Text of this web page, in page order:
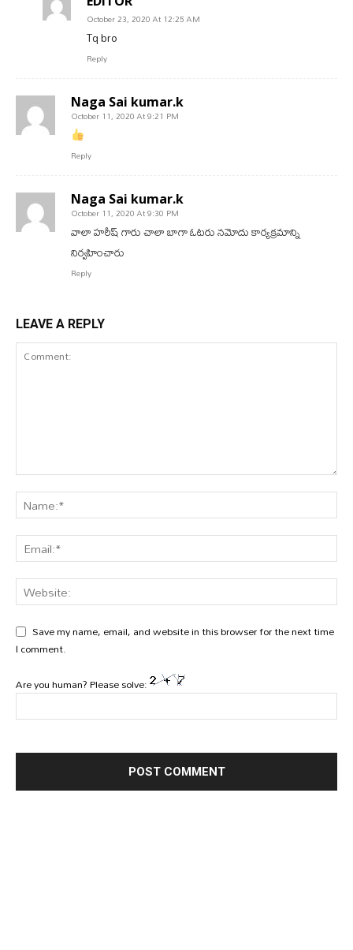
October 23, 2020 At 12:25 AM
Tq bro
Reply
Naga Sai kumar.k
October 11, 2020 At 9:21 PM
Reply
Naga Sai kumar.k
October 11, 2020 At 9:30 PM
వాలా హరీష్ గారు చాలా బాగా ఓటరు నమోదు కార్యక్రమాన్ని
నిర్వహించారు
Reply
LEAVE A REPLY
Save my name, email, and website in this browser for the next time
I comment.
Are you human? Please solve: